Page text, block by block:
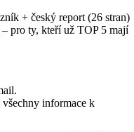
+ český report (26 stran)
– pro ty, kteří už TOP 5 mají
informace k